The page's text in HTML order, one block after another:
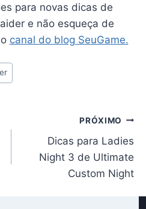
para novas dicas de
e não esqueça de
canal do blog SeuGame.
PRÓXIMO
Dicas para Ladies
Night 3 de Ultimate
Custom Night